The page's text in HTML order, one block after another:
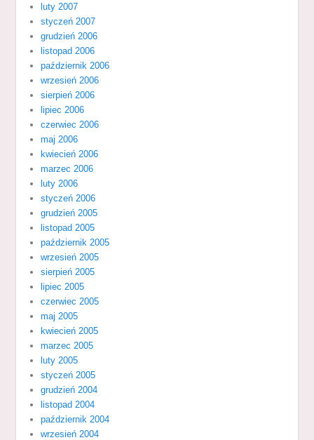
luty 2007
styczeń 2007
grudzień 2006
listopad 2006
październik 2006
wrzesień 2006
sierpień 2006
lipiec 2006
czerwiec 2006
maj 2006
kwiecień 2006
marzec 2006
luty 2006
styczeń 2006
grudzień 2005
listopad 2005
październik 2005
wrzesień 2005
sierpień 2005
lipiec 2005
czerwiec 2005
maj 2005
kwiecień 2005
marzec 2005
luty 2005
styczeń 2005
grudzień 2004
listopad 2004
październik 2004
wrzesień 2004